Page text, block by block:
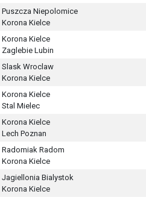
Puszcza Niepolomice
Korona Kielce
Korona Kielce
Zaglebie Lubin
Slask Wroclaw
Korona Kielce
Korona Kielce
Stal Mielec
Korona Kielce
Lech Poznan
Radomiak Radom
Korona Kielce
Jagiellonia Bialystok
Korona Kielce